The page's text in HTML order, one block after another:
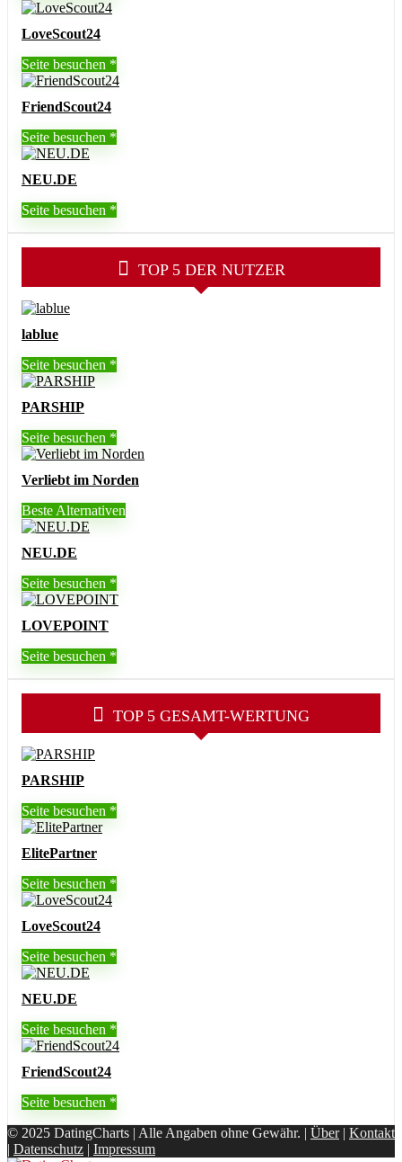
LoveScout24
Seite besuchen
FriendScout24
Seite besuchen
NEU.DE
Seite besuchen
TOP 5 DER NUTZER
lablue
Seite besuchen
PARSHIP
Seite besuchen
Verliebt im Norden
Beste Alternativen
NEU.DE
Seite besuchen
LOVEPOINT
Seite besuchen
TOP 5 GESAMT-WERTUNG
PARSHIP
Seite besuchen
ElitePartner
Seite besuchen
LoveScout24
Seite besuchen
NEU.DE
Seite besuchen
FriendScout24
Seite besuchen
© 2025 DatingCharts | Alle Angaben ohne Gewähr. | Über| Kontakt
| Datenschutz | Impressum